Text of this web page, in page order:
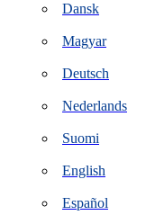
Dansk
Magyar
Deutsch
Nederlands
Suomi
English
Español